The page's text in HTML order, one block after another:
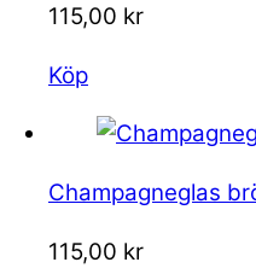
115,00 kr
Köp
Champagneglas
115,00 kr